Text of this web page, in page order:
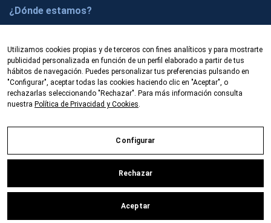
c
b
e
t
e
a
e
r
¿Dónde estamos?
50009 Zaragoza (España)
Fibercom es una empresa dedicada a la
comercialización de productos y equipos de fibra
óptica. Oficinas en Zaragoza y Barcelona.
Política de privacidad y cookies
Contacte con nosotros
Desarrollado por Beköme Digital
Utilizamos cookies propias y de terceros con fines analíticos y para mostrarte
publicidad personalizada en función de un perfil elaborado a partir de tus
hábitos de navegación. Puedes personalizar tus preferencias pulsando en
"Configurar", aceptar todas las cookies haciendo clic en "Aceptar", o
rechazarlas seleccionando "Rechazar". Para más información consulta
nuestra Política de Privacidad y Cookies.
Configurar
Rechazar
Aceptar